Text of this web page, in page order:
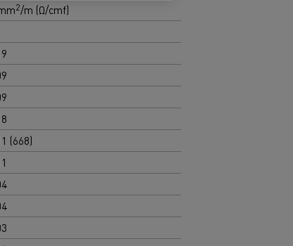
2/m (Ω/cmf)
(668)